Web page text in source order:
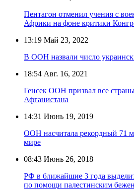
Пентагон отменил учения с
Африки на фоне критики
13:19 Май 23, 2022
В ООН назвали число
18:54 Авг. 16, 2021
Генсек ООН призвал все
Афганистана
14:31 Июнь 19, 2019
ООН насчитала рекордный 71
мире
08:43 Июнь 26, 2018
РФ в ближайшие 3 года
по помощи палестинским